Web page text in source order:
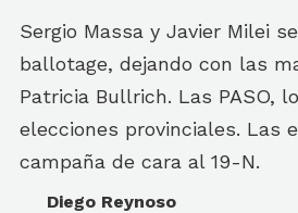
Sergio Massa y Javier Milei
ballotage, dejando con las
Patricia Bullrich. Las PASO,
elecciones provinciales. Las
campaña de cara al 19-N.
Diego Reynoso